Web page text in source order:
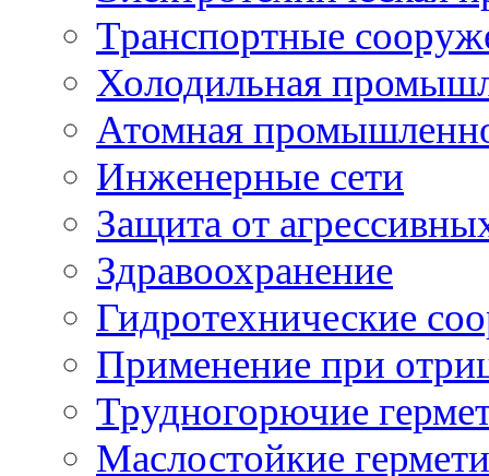
Транспортные
Холодильная
Атомная
Инженерные сети
Защита от
Здравоохранение
Гидротехнические
Применение при
Трудногорючие
Маслостойкие